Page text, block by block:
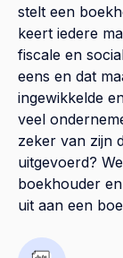
stelt een
keert iedere
fiscale en
eens en dat
ingewikkelde
veel
zeker van zijn
uitgevoerd?
boekhouder
uit aan een